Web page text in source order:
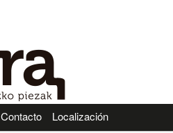
Contacto Localización